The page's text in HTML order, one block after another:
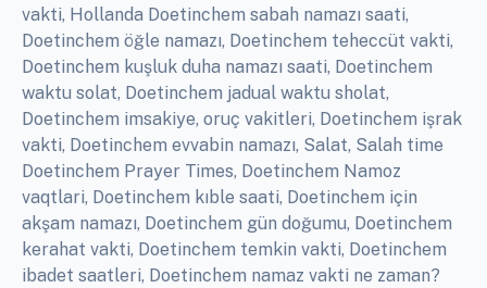
vakti, Hollanda Doetinchem sabah namazı saati,
Doetinchem öğle namazı, Doetinchem teheccüt vakti,
Doetinchem kuşluk duha namazı saati, Doetinchem
waktu solat, Doetinchem jadual waktu sholat,
Doetinchem imsakiye, oruç vakitleri, Doetinchem işrak
vakti, Doetinchem evvabin namazı, Salat, Salah time
Doetinchem Prayer Times, Doetinchem Namoz
vaqtlari, Doetinchem kıble saati, Doetinchem için
akşam namazı, Doetinchem gün doğumu, Doetinchem
kerahat vakti, Doetinchem temkin vakti, Doetinchem
ibadet saatleri, Doetinchem namaz vakti ne zaman?